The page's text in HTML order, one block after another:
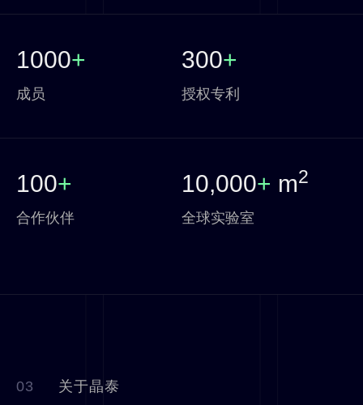
1000+
成员
300+
授权专利
100+
合作伙伴
10,000+ m2
全球实验室
03 关于晶泰